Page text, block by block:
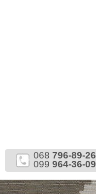
068 796-89-26
099 964-36-09